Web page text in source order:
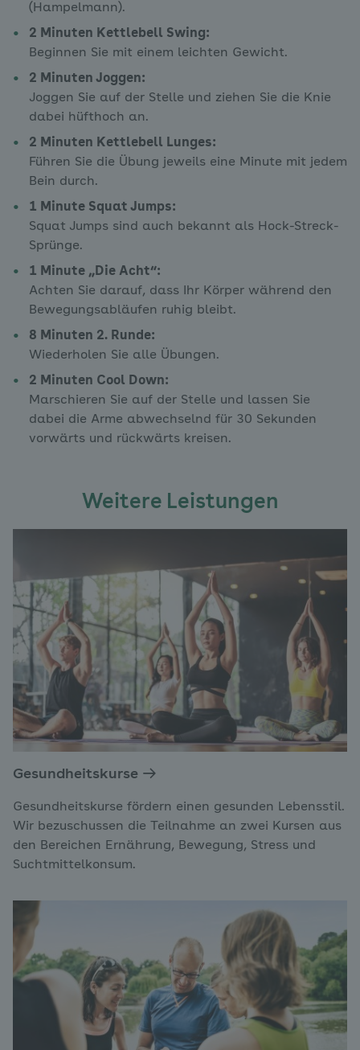
(Hampelmann).
2 Minuten Kettlebell Swing:
Beginnen Sie mit einem leichten Gewicht.
2 Minuten Joggen:
Joggen Sie auf der Stelle und ziehen Sie die Knie
dabei hüfthoch an.
2 Minuten Kettlebell Lunges:
Führen Sie die Übung jeweils eine Minute mit jedem
Bein durch.
1 Minute Squat Jumps:
Squat Jumps sind auch bekannt als Hock-Streck-
Sprünge.
1 Minute „Die Acht“:
Achten Sie darauf, dass Ihr Körper während den
Bewegungsabläufen ruhig bleibt.
8 Minuten 2. Runde:
Wiederholen Sie alle Übungen.
2 Minuten Cool Down:
Marschieren Sie auf der Stelle und lassen Sie
dabei die Arme abwechselnd für 30 Sekunden
vorwärts und rückwärts kreisen.
Weitere Leistungen
Gesundheitskurse
Gesundheitskurse fördern einen gesunden Lebensstil.
Wir bezuschussen die Teilnahme an zwei Kursen aus
den Bereichen Ernährung, Bewegung, Stress und
Suchtmittelkonsum.